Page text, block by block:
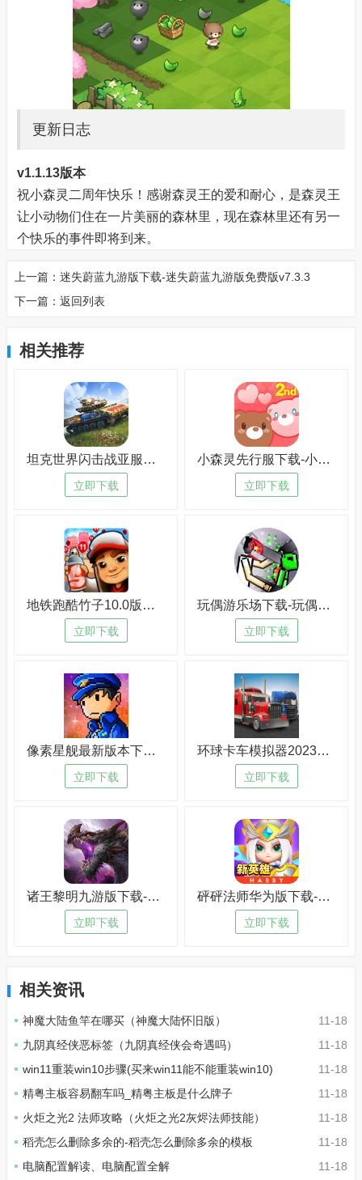
更新日志
v1.1.13版本
祝小森灵二周年快乐！感谢森灵王的爱和耐心，是森灵王
让小动物们住在一片美丽的森林里，现在森林里还有另一
个快乐的事件即将到来。
上一篇： 迷失蔚蓝九游版下载-迷失蔚蓝九游版免费版v7.3.3
下一篇： 返回列表
相关推荐
坦克世界闪击战亚服下载-坦克世界闪击战亚服2023版v2.1.8
立即下载
小森灵先行服下载-小森灵先行服手机版v5.4.9
立即下载
地铁跑酷竹子10.0版本下载-地铁跑酷竹子10.0版本2023版v4.3.4
立即下载
玩偶游乐场下载-玩偶游乐场最新版v4.8.2
立即下载
像素星舰最新版本下载-像素星舰最新版本免费版v6.5.4
立即下载
环球卡车模拟器2023最新版本下载-环球卡车模拟器2023最新版本老版本v1.3.3
立即下载
诸王黎明九游版下载-诸王黎明九游版免费版v1.5.7
立即下载
砰砰法师华为版下载-砰砰法师华为版电脑版v5.1.1
立即下载
相关资讯
11-18
神魔大陆鱼竿在哪买（神魔大陆怀旧版）
11-18
九阴真经侠恶标签（九阴真经侠会奇遇吗）
11-18
win11重装win10步骤(买来win11能不能重装win10)
11-18
精粤主板容易翻车吗_精粤主板是什么牌子
11-18
火炬之光2 法师攻略（火炬之光2灰烬法师技能）
11-18
稻壳怎么删除多余的-稻壳怎么删除多余的模板
11-18
电脑配置解读、电脑配置全解